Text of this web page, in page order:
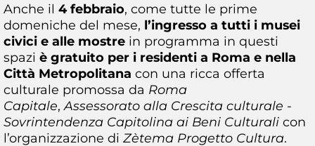
Anche il 4 febbraio, come tutte le prime
domeniche del mese, l’ingresso a tutti i musei
civici e alle mostre in programma in questi
spazi è gratuito per i residenti a Roma e nella
Città Metropolitana con una ricca offerta
culturale promossa da Roma
Capitale, Assessorato alla Crescita culturale -
Sovrintendenza Capitolina ai Beni Culturali con
l’organizzazione di Zètema Progetto Cultura.